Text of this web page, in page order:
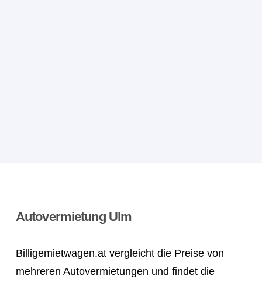
Autovermietung Ulm
Billigemietwagen.at vergleicht die Preise von
mehreren Autovermietungen und findet die